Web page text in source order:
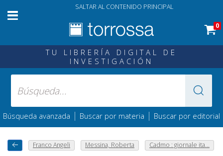
SALTAR AL CONTENIDO PRINCIPAL
0
TU LIBRERÍA DIGITAL DE
INVESTIGACIÓN
Búsqueda avanzada | Buscar por materia | Buscar por editorial
Franco Angeli Messina, Roberta Cadmo : giornale ita...